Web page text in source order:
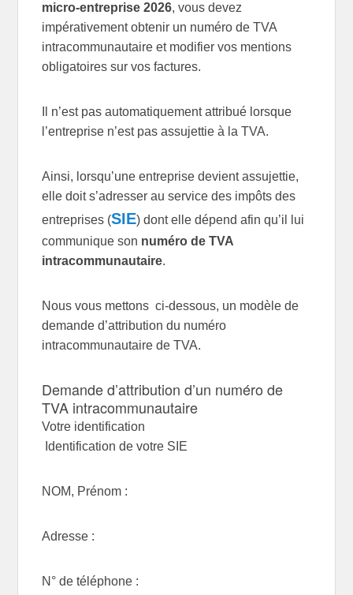
micro-entreprise 2026, vous devez
impérativement obtenir un numéro de TVA
intracommunautaire et modifier vos mentions
obligatoires sur vos factures.
Il n’est pas automatiquement attribué lorsque
l’entreprise n’est pas assujettie à la TVA.
Ainsi, lorsqu’une entreprise devient assujettie,
elle doit s’adresser au service des impôts des
entreprises (SIE) dont elle dépend afin qu’il lui
communique son numéro de TVA
intracommunautaire.
Nous vous mettons ci-dessous, un modèle de
demande d’attribution du numéro
intracommunautaire de TVA.
Demande d’attribution d’un numéro de
TVA intracommunautaire
Votre identification
Identification de votre SIE
NOM, Prénom :
Adresse :
N° de téléphone :